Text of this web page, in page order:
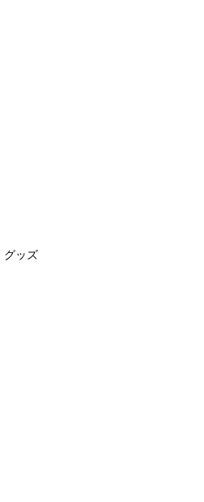
グッズ